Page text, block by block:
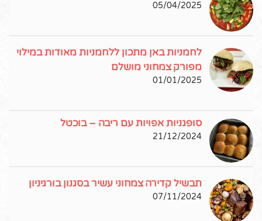
05/04/2025
לחמניות באן מתכון ללחמניות מאודות במילוי
מפורק צמחוני מושלם
01/01/2025
סופגניות אפויות עם ריבה – בוכטל
21/12/2024
תבשיל קדירה צמחוני עשיר בסגנון בורגיניון
07/11/2024